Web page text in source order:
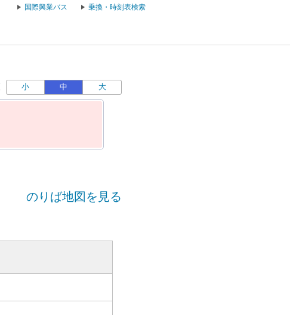
国際興業バス 乗換・時刻表検索
小 中 大
のりば地図を見る